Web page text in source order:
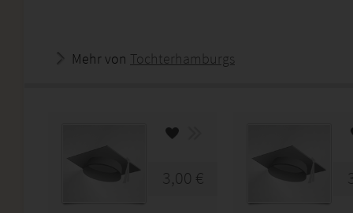
Mehr von Tochterhamburgs
3,00 €